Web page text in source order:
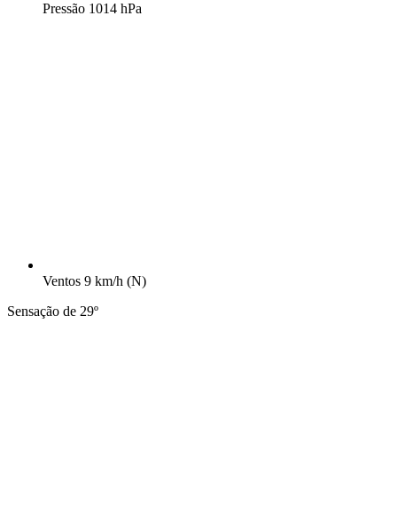
Pressão 1014 hPa
Ventos 9 km/h (N)
Sensação de 29º